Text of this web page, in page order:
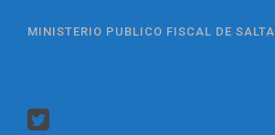
MINISTERIO PUBLICO FISCAL DE SALTA